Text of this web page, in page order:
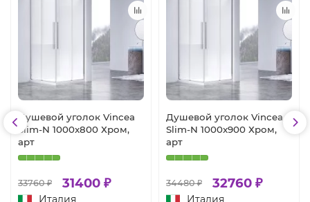
Душевой уголок Vincea
Slim-N 1000x800 Хром,
арт
33760 ₽ 31400 ₽
Италия
Душевой уголок Vincea
Slim-N 1000x900 Хром,
арт
34480 ₽ 32760 ₽
Италия